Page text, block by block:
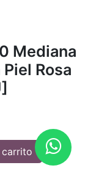
Mediana
Rosa